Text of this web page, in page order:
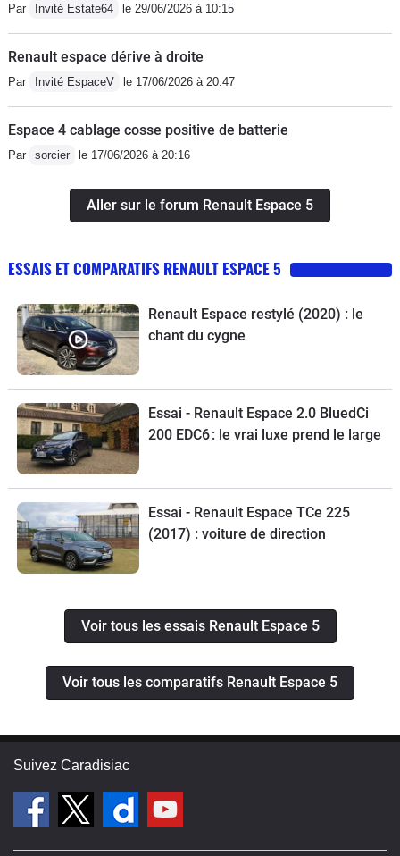
Par Invité Estate64 le 29/06/2026 à 10:15
Renault espace dérive à droite
Par Invité EspaceV le 17/06/2026 à 20:47
Espace 4 cablage cosse positive de batterie
Par sorcier le 17/06/2026 à 20:16
Aller sur le forum Renault Espace 5
ESSAIS ET COMPARATIFS RENAULT ESPACE 5
Renault Espace restylé (2020) : le
chant du cygne
Essai - Renault Espace 2.0 BluedCi
200 EDC6 : le vrai luxe prend le large
Essai - Renault Espace TCe 225
(2017) : voiture de direction
Voir tous les essais Renault Espace 5
Voir tous les comparatifs Renault Espace 5
Suivez Caradisiac